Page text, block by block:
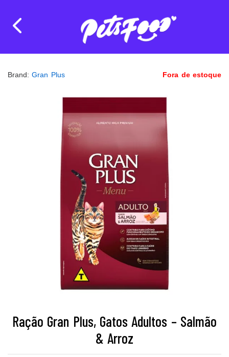
Brand:Gran Plus Fora de estoque
Ração Gran Plus, Gatos Adultos – Salmão
& Arroz